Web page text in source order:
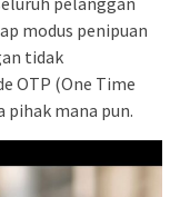
modus penipuan
tidak
OTP (One Time
pihak mana pun.